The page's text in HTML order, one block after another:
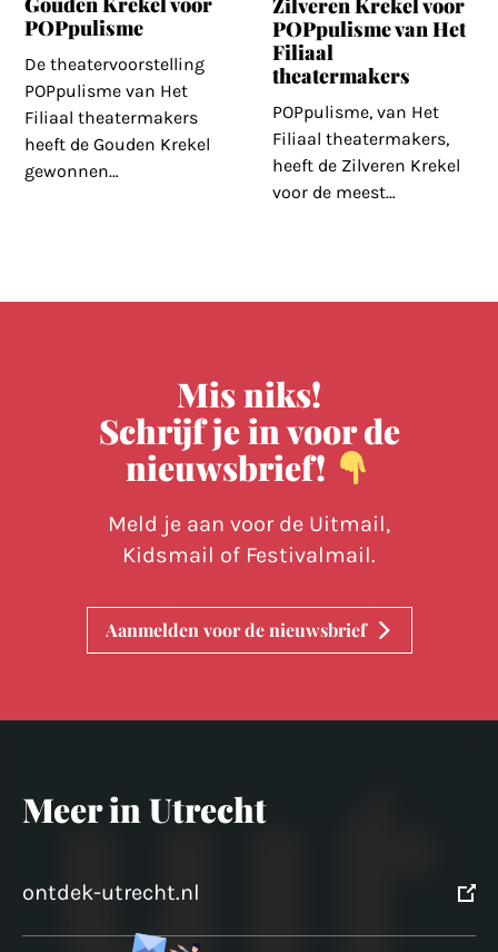
POPpulisme
De theatervoorstelling
POPpulisme van Het
Filiaal theatermakers
heeft de Gouden Krekel
gewonnen…
Zilveren Krekel voor
POPpulisme van Het
Filiaal
theatermakers
POPpulisme, van Het
Filiaal theatermakers,
heeft de Zilveren Krekel
voor de meest…
Mis niks!
Schrijf je in voor de
nieuwsbrief!
Meld je aan voor de Uitmail,
Kidsmail of Festivalmail.
Aanmelden voor de nieuwsbrief
Meer in Utrecht
ontdek-utrecht.nl